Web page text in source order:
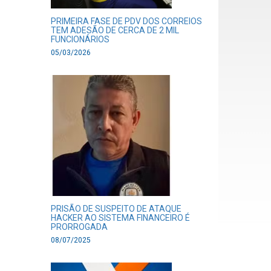
PRIMEIRA FASE DE PDV DOS CORREIOS
TEM ADESÃO DE CERCA DE 2 MIL
FUNCIONÁRIOS
05/03/2026
PRISÃO DE SUSPEITO DE ATAQUE
HACKER AO SISTEMA FINANCEIRO É
PRORROGADA
08/07/2025